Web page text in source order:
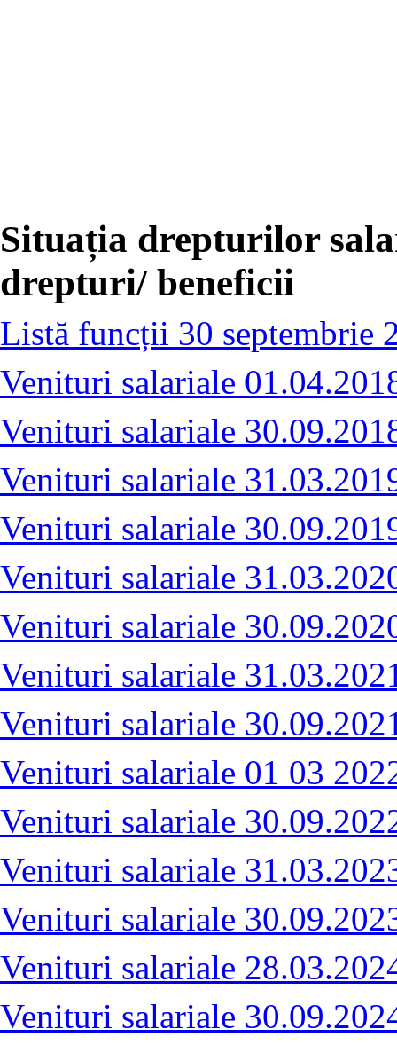
Situația drepturilor
drepturi/ beneficii
Listă funcții 30 septembrie
Venituri salariale
Venituri salariale
Venituri salariale
Venituri salariale
Venituri salariale
Venituri salariale
Venituri salariale
Venituri salariale
Venituri salariale 01 03
Venituri salariale
Venituri salariale
Venituri salariale
Venituri salariale
Venituri salariale